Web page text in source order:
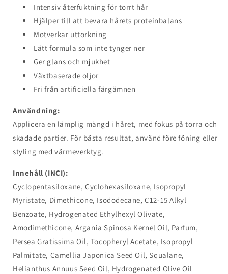
Intensiv återfuktning för torrt hår
Hjälper till att bevara hårets proteinbalans
Motverkar uttorkning
Lätt formula som inte tynger ner
Ger glans och mjukhet
Växtbaserade oljor
Fri från artificiella färgämnen
Användning:
Applicera en lämplig mängd i håret, med fokus på torra och
skadade partier. För bästa resultat, använd före föning eller
styling med värmeverktyg.
Innehåll (INCI):
Cyclopentasiloxane, Cyclohexasiloxane, Isopropyl
Myristate, Dimethicone, Isododecane, C12-15 Alkyl
Benzoate, Hydrogenated Ethylhexyl Olivate,
Amodimethicone, Argania Spinosa Kernel Oil, Parfum,
Persea Gratissima Oil, Tocopheryl Acetate, Isopropyl
Palmitate, Camellia Japonica Seed Oil, Squalane,
Helianthus Annuus Seed Oil, Hydrogenated Olive Oil